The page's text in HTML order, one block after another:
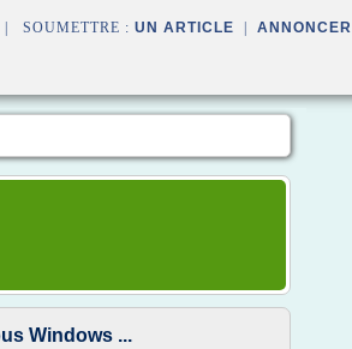
| SOUMETTRE : UN ARTICLE ANNONCER
Windows ...